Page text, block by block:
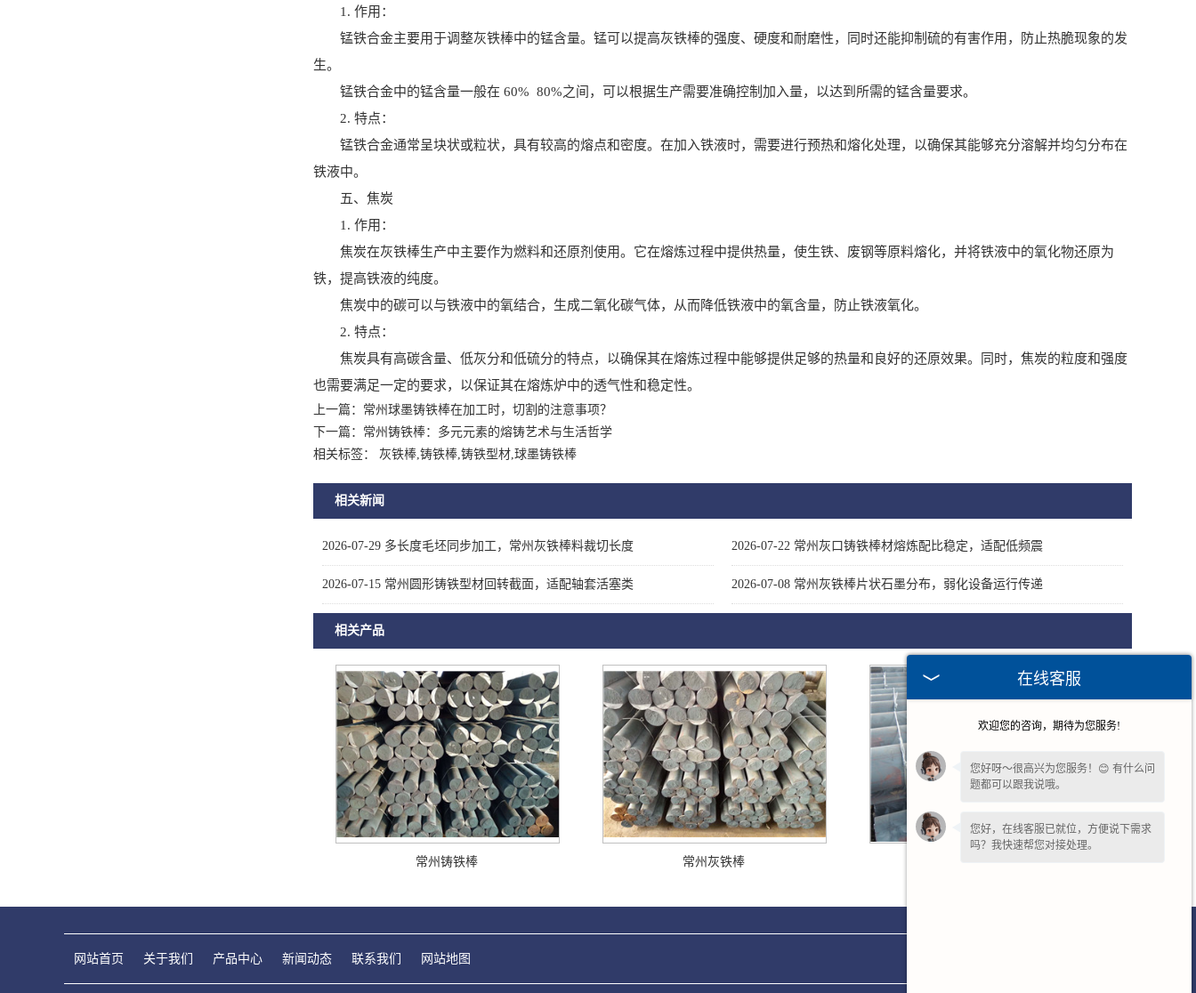
1. 作用：
锰铁合金主要用于调整灰铁棒中的锰含量。锰可以提高灰铁棒的强度、硬度和耐磨性，同时还能抑制硫的有害作用，防止热脆现象的发
生。
锰铁合金中的锰含量一般在 60% 80%之间，可以根据生产需要准确控制加入量，以达到所需的锰含量要求。
2. 特点：
锰铁合金通常呈块状或粒状，具有较高的熔点和密度。在加入铁液时，需要进行预热和熔化处理，以确保其能够充分溶解并均匀分布在
铁液中。
五、焦炭
1. 作用：
焦炭在灰铁棒生产中主要作为燃料和还原剂使用。它在熔炼过程中提供热量，使生铁、废钢等原料熔化，并将铁液中的氧化物还原为
铁，提高铁液的纯度。
焦炭中的碳可以与铁液中的氧结合，生成二氧化碳气体，从而降低铁液中的氧含量，防止铁液氧化。
2. 特点：
焦炭具有高碳含量、低灰分和低硫分的特点，以确保其在熔炼过程中能够提供足够的热量和良好的还原效果。同时，焦炭的粒度和强度
也需要满足一定的要求，以保证其在熔炼炉中的透气性和稳定性。
上一篇： 常州球墨铸铁棒在加工时，切割的注意事项？
下一篇： 常州铸铁棒：多元元素的熔铸艺术与生活哲学
相关标签： 灰铁棒,铸铁棒,铸铁型材,球墨铸铁棒
相关新闻
2026-07-29 多长度毛坯同步加工，常州灰铁棒料裁切长度 2026-07-22 常州灰口铸铁棒材熔炼配比稳定，适配低频震
2026-07-15 常州圆形铸铁型材回转截面，适配轴套活塞类 2026-07-08 常州灰铁棒片状石墨分布，弱化设备运行传递
相关产品
常州铸铁棒 常州灰铁棒
网站首页 关于我们 产品中心 新闻动态 联系我们 网站地图
在线客服
欢迎您的咨询，期待为您服务!
您好呀～很高兴为您服务！😊 有什么问
题都可以跟我说哦。
您好，在线客服已就位，方便说下需求
吗？我快速帮您对接处理。